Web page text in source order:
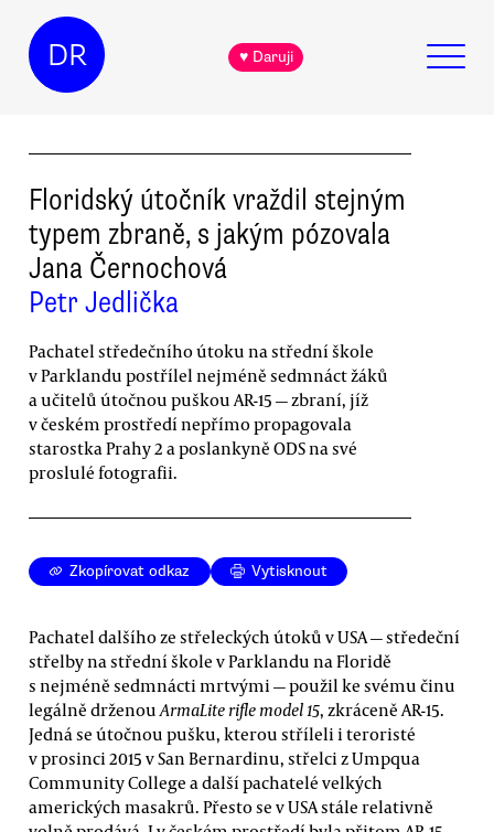
DR ♥ Daruji
Floridský útočník vraždil stejným
typem zbraně, s jakým pózovala
Jana Černochová
Petr Jedlička
Pachatel středečního útoku na střední škole
v Parklandu postřílel nejméně sedmnáct žáků
a učitelů útočnou puškou AR-15 — zbraní, jíž
v českém prostředí nepřímo propagovala
starostka Prahy 2 a poslankyně ODS na své
proslulé fotografii.
Zkopírovat odkaz Vytisknout
Pachatel dalšího ze střeleckých útoků v USA — středeční
střelby na střední škole v Parklandu na Floridě
s nejméně sedmnácti mrtvými — použil ke svému činu
legálně drženou ArmaLite rifle model 15, zkráceně AR-15.
Jedná se útočnou pušku, kterou stříleli i teroristé
v prosinci 2015 v San Bernardinu, střelci z Umpqua
Community College a další pachatelé velkých
amerických masakrů. Přesto se v USA stále relativně